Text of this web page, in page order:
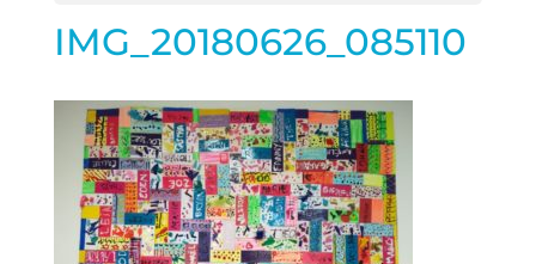
IMG_20180626_085110